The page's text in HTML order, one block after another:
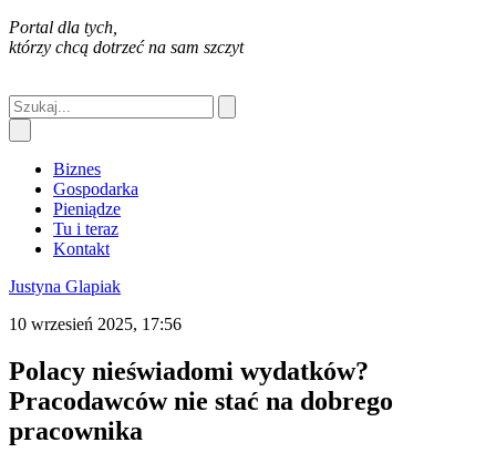
Portal dla tych,
którzy chcą dotrzeć na sam szczyt
Biznes
Gospodarka
Pieniądze
Tu i teraz
Kontakt
Justyna Glapiak
10 wrzesień 2025, 17:56
Polacy nieświadomi wydatków?
Pracodawców nie stać na dobrego
pracownika